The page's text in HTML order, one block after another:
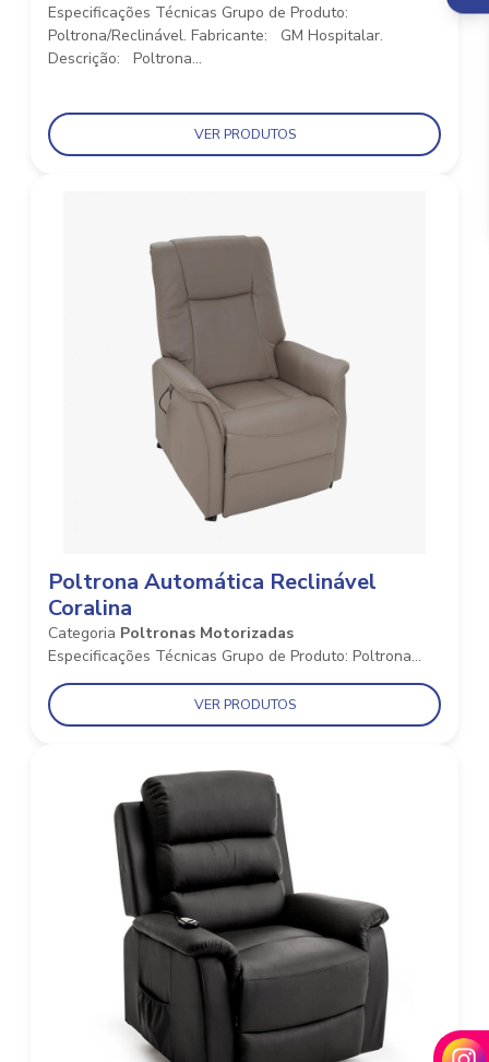
Especificações Técnicas Grupo de Produto:
Poltrona/Reclinável. Fabricante: GM Hospitalar.
Descrição: Poltrona...
VER PRODUTOS
Poltrona Automática Reclinável
Coralina
Categoria Poltronas Motorizadas
Especificações Técnicas Grupo de Produto: Poltrona...
VER PRODUTOS